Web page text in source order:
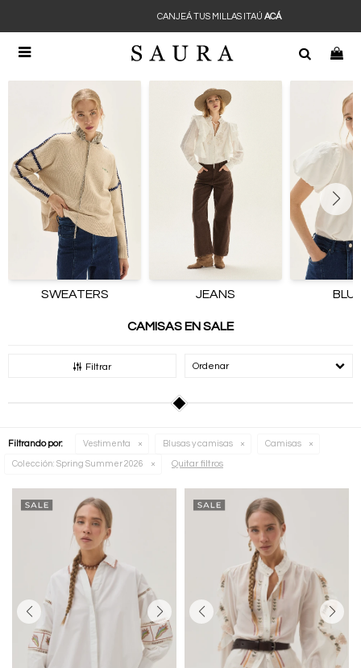

CANJEÁ TUS MILLAS ITAÚ ACÁ
SWEATERS JEANS
CAMISAS EN SALE
Filtrar Recomendados
Filtrando por: Vestimenta Blusas y camisas Camisas
Colección: Spring Summer 2026 Quitar filtros